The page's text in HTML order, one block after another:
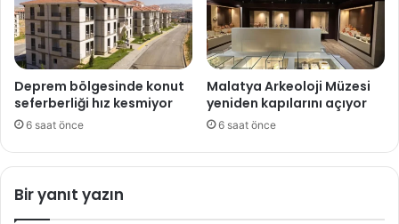
Deprem bölgesinde konut
seferberliği hız kesmiyor
6 saat önce
Malatya Arkeoloji Müzesi
yeniden kapılarını açıyor
6 saat önce
Bir yanıt yazın